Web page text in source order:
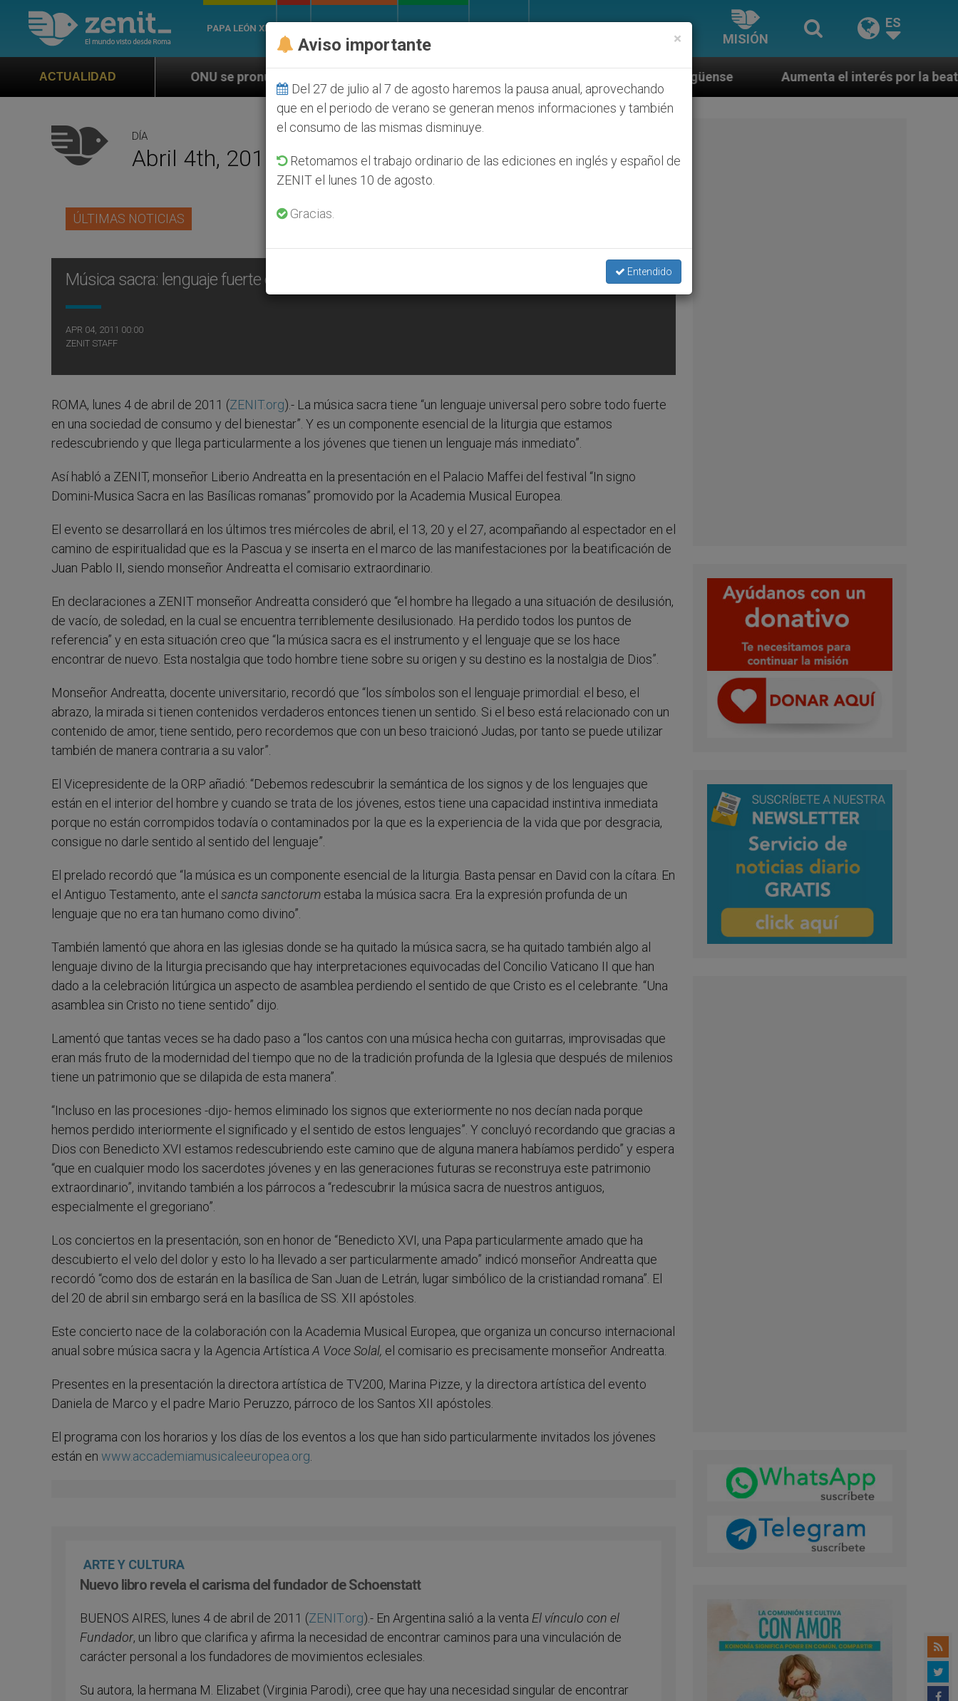
PAPA LEÓN XIV
MISIÓN
ES
ACTUALIDAD
ONU se pronuncia ante caso de obispo católico desaparecido por la dictadura nicaragüense Aumenta el interés por la beatificación en
DÍA
Abril 4th, 2011
ÚLTIMAS NOTICIAS
Música sacra: lenguaje fuerte e inmediato particularmente para los jóvenes
APR 04, 2011 00:00
ZENIT STAFF
ROMA, lunes 4 de abril de 2011 (ZENIT.org).- La música sacra tiene “un lenguaje universal pero sobre todo fuerte
en una sociedad de consumo y del bienestar”. Y es un componente esencial de la liturgia que estamos
redescubriendo y que llega particularmente a los jóvenes que tienen un lenguaje más inmediato”.
Así habló a ZENIT, monseñor Liberio Andreatta en la presentación en el Palacio Maffei del festival “In signo
Domini-Musica Sacra en las Basílicas romanas” promovido por la Academia Musical Europea.
El evento se desarrollará en los últimos tres miércoles de abril, el 13, 20 y el 27, acompañando al espectador en el
camino de espiritualidad que es la Pascua y se inserta en el marco de las manifestaciones por la beatificación de
Juan Pablo II, siendo monseñor Andreatta el comisario extraordinario.
En declaraciones a ZENIT monseñor Andreatta consideró que “el hombre ha llegado a una situación de desilusión,
de vacío, de soledad, en la cual se encuentra terriblemente desilusionado. Ha perdido todos los puntos de
referencia” y en esta situación creo que “la música sacra es el instrumento y el lenguaje que se los hace
encontrar de nuevo. Esta nostalgia que todo hombre tiene sobre su origen y su destino es la nostalgia de Dios”.
Monseñor Andreatta, docente universitario, recordó que “los símbolos son el lenguaje primordial: el beso, el
abrazo, la mirada si tienen contenidos verdaderos entonces tienen un sentido. Si el beso está relacionado con un
contenido de amor, tiene sentido, pero recordemos que con un beso traicionó Judas, por tanto se puede utilizar
también de manera contraria a su valor”.
El Vicepresidente de la ORP añadió: “Debemos redescubrir la semántica de los signos y de los lenguajes que
están en el interior del hombre y cuando se trata de los jóvenes, estos tiene una capacidad instintiva inmediata
porque no están corrompidos todavía o contaminados por la que es la experiencia de la vida que por desgracia,
consigue no darle sentido al sentido del lenguaje”.
El prelado recordó que “la música es un componente esencial de la liturgia. Basta pensar en David con la cítara. En
el Antiguo Testamento, ante el sancta sanctorum estaba la música sacra. Era la expresión profunda de un
lenguaje que no era tan humano como divino”.
También lamentó que ahora en las iglesias donde se ha quitado la música sacra, se ha quitado también algo al
lenguaje divino de la liturgia precisando que hay interpretaciones equivocadas del Concilio Vaticano II que han
dado a la celebración litúrgica un aspecto de asamblea perdiendo el sentido de que Cristo es el celebrante. “Una
asamblea sin Cristo no tiene sentido” dijo.
Lamentó que tantas veces se ha dado paso a “los cantos con una música hecha con guitarras, improvisadas que
eran más fruto de la modernidad del tiempo que no de la tradición profunda de la Iglesia que después de milenios
tiene un patrimonio que se dilapida de esta manera”.
“Incluso en las procesiones -dijo- hemos eliminado los signos que exteriormente no nos decían nada porque
hemos perdido interiormente el significado y el sentido de estos lenguajes”. Y concluyó recordando que gracias a
Dios con Benedicto XVI estamos redescubriendo este camino que de alguna manera habíamos perdido” y espera
“que en cualquier modo los sacerdotes jóvenes y en las generaciones futuras se reconstruya este patrimonio
extraordinario”, invitando también a los párrocos a “redescubrir la música sacra de nuestros antiguos,
especialmente el gregoriano”.
Los conciertos en la presentación, son en honor de “Benedicto XVI, una Papa particularmente amado que ha
descubierto el velo del dolor y esto lo ha llevado a ser particularmente amado” indicó monseñor Andreatta que
recordó “como dos de estarán en la basílica de San Juan de Letrán, lugar simbólico de la cristiandad romana”. El
del 20 de abril sin embargo será en la basílica de SS. XII apóstoles.
Este concierto nace de la colaboración con la Academia Musical Europea, que organiza un concurso internacional
anual sobre música sacra y la Agencia Artística A Voce Solal, el comisario es precisamente monseñor Andreatta.
Presentes en la presentación la directora artística de TV200, Marina Pizze, y la directora artística del evento
Daniela de Marco y el padre Mario Peruzzo, párroco de los Santos XII apóstoles.
El programa con los horarios y los días de los eventos a los que han sido particularmente invitados los jóvenes
están en www.accademiamusicaleeuropea.org
ARTE Y CULTURA
Nuevo libro revela el carisma del fundador de Schoenstatt
BUENOS AIRES, lunes 4 de abril de 2011 (ZENIT.org).- En Argentina salió a la venta El vínculo con el
Fundador, un libro que clarifica y afirma la necesidad de encontrar caminos para una vinculación de
carácter personal a los fundadores de movimientos eclesiales.
Su autora, la hermana M. Elizabet (Virginia Parodi), cree que hay una necesidad singular de encontrar
×
Aviso importante
Del 27 de julio al 7 de agosto haremos la pausa anual, aprovechando
que en el periodo de verano se generan menos informaciones y también
el consumo de las mismas disminuye.
Retomamos el trabajo ordinario de las ediciones en inglés y español de
ZENIT el lunes 10 de agosto.
Gracias.
Entendido